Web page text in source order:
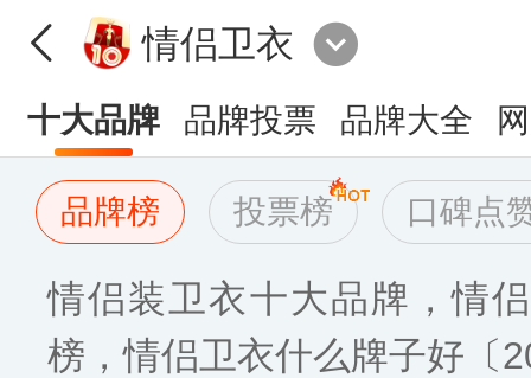
情侣卫衣
十大品牌 品牌投票 品牌大全
品牌榜 投票榜 口碑点
情侣装卫衣十大品牌，情
榜，情侣卫衣什么牌子好〔